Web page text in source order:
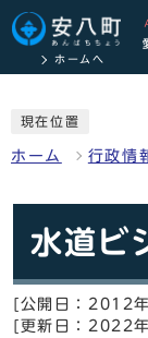
ホームへ
現在位置
ホーム 行政情
水道ビ
[公開日：2012
[更新日：2022